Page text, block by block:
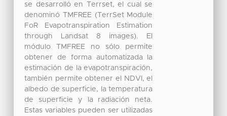
se desarrolló en Terrset, el cual se
denominó TMFREE (TerrSet Module
FoR Evapotranspiration Estimation
through Landsat 8 images). El
módulo TMFREE no sólo permite
obtener de forma automatizada la
estimación de la evapotranspiración,
también permite obtener el NDVI, el
albedo de superficie, la temperatura
de superficie y la radiación neta.
Estas variables pueden ser utilizadas